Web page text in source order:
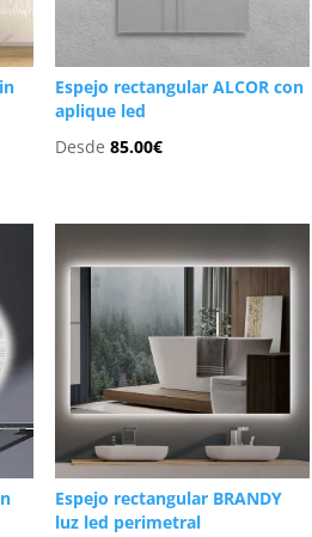
Espejo rectangular ALCOR con
aplique led
Desde 85.00€
Espejo rectangular BRANDY
luz led perimetral